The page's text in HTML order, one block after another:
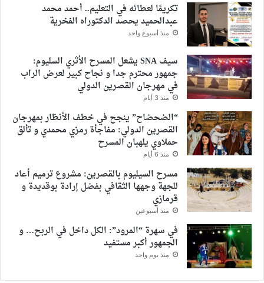
تكريمًا لعطائه في التعليم.. أحمد محمد
عبدالحميد يحصد الدكتوراه الفخرية
منذ أسبوع واحد
سيف SNA يشعل المسرح الأثري السليوم:
جمهور محترم جدا و نجاح كبير لعرض الراب
في مهرجان القصرين الدولي
منذ 3 أيام
“الضحضاح” ينجح في خطف الأنظار بمهرجان
القصرين الدولي: مفاجأة رمزي محمدي و تألق
حملاوي يلهبان المسرح
منذ 6 أيام
مسرح السيليوم بالقصرين: مشروع ترميم أعاد
للجهة وجهها الثقافي بفضل إرادة بوقديدة و
قرمازي
منذ أسبوعين
في سهرة “المرود”: الكل داخل في الربح… و
الجمهور أكبر مستفيد
منذ يوم واحد